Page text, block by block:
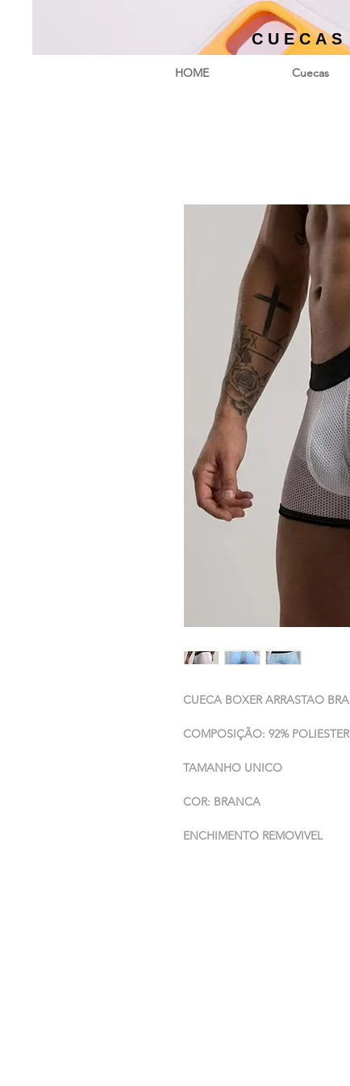
HOME Cuecas
CUECA BOXER ARRASTAO
COMPOSIÇÃO: 92%
TAMANHO UNICO
COR: BRANCA
ENCHIMENTO REMOVIVEL